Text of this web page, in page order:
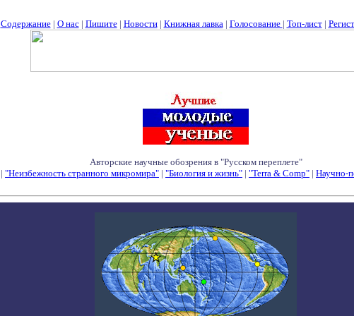
Содержание| О нас| Пишите| Новости| Книжная лавка| Голосование | Топ-лист|
Авторские научные обозрения в "Русском переплете"
| "Неизбежность странного микромира" | "Биология и жизнь" | "Terra & Comp" | Научно-